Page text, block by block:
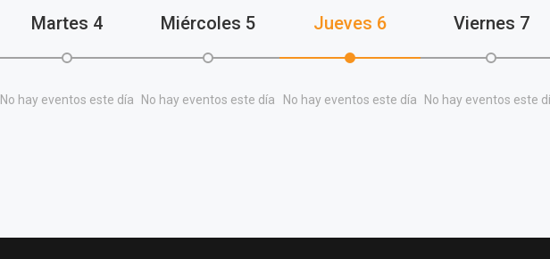
Martes 4
No hay eventos este día
Miércoles 5
No hay eventos este día
Jueves 6
No hay eventos este día
Viernes 7
No hay eventos este